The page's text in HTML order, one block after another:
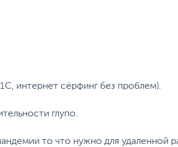
выделите текст с ошибкой и нажмите
отличаться от указанных или могут быть
интернет сёрфинг без проблем).
глупо.
то что нужно для удаленной